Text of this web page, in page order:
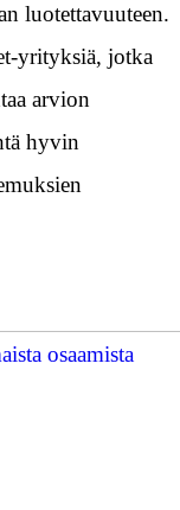
luotettavuuteen.
yrityksiä, jotka
arvion
hyvin